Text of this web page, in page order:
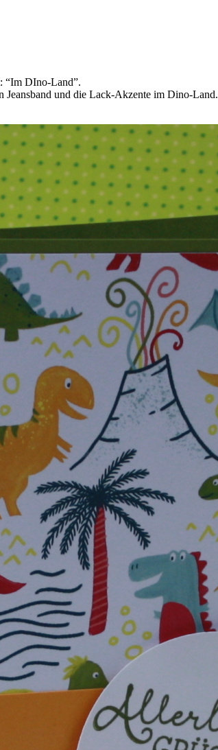
“Im DIno-Land”.
Jeansband und die Lack-Akzente im Dino-Land.